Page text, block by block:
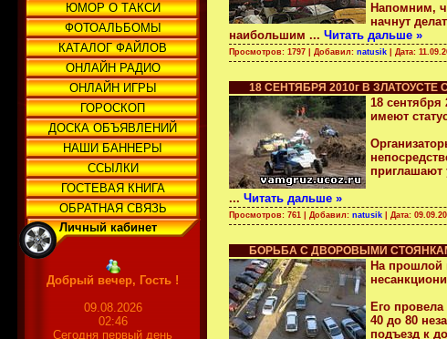
ЮМОР О ТАКСИ
ФОТОАЛЬБОМЫ
КАТАЛОГ ФАЙЛОВ
ОНЛАЙН РАДИО
ОНЛАЙН ИГРЫ
ГОРОСКОП
ДОСКА ОБЪЯВЛЕНИЙ
НАШИ БАННЕРЫ
ССЫЛКИ
ГОСТЕВАЯ КНИГА
ОБРАТНАЯ СВЯЗЬ
Личный кабинет
Добрый вечер, Гость !
09.08.2026
02:46
Сегодня первый день
Напомним,
начнут
наибольшим ... Читать дальше »
Просмотров: 1797 | Добавил: natusik | Дата:
18 СЕНТЯБРЯ 2010г В
18 сентября
имеют
приглашают
... Читать дальше »
Просмотров: 761 | Добавил: natusik | Дата:
БОРЬБА С ДВОРОВЫМИ
На прошлой
Его
40 до 80
подъезд к